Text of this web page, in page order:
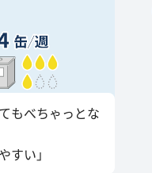
もべちゃっとな
すい」